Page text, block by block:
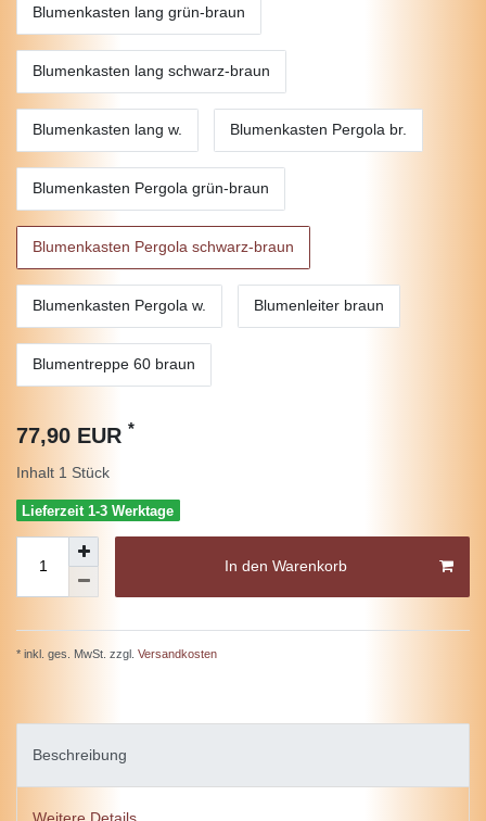
Blumenkasten lang grün-braun
Blumenkasten lang schwarz-braun
Blumenkasten lang w. Blumenkasten Pergola br.
Blumenkasten Pergola grün-braun
Blumenkasten Pergola schwarz-braun
Blumenkasten Pergola w. Blumenleiter braun
Blumentreppe 60 braun
77,90 EUR *
Inhalt 1 Stück
Lieferzeit 1-3 Werktage
In den Warenkorb
* inkl. ges. MwSt. zzgl. Versandkosten
Beschreibung